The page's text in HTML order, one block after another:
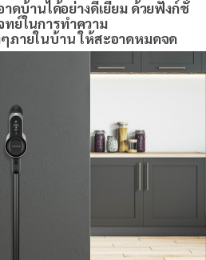
ดบ้านได้อย่างดีเยี่ยม ด้วยฟังก์ชั่
ย์ในการทำความ
ภายในบ้าน ให้สะอาดหมดจด